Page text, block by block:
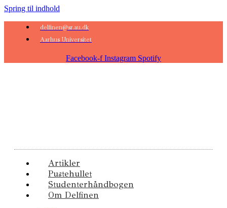
Spring til indhold
delfinen@sr.au.dk
Aarhus Universitet
Facebook-f Instagram Spotify
Artikler
Pustehullet
Studenterhåndbogen
Om Delfinen